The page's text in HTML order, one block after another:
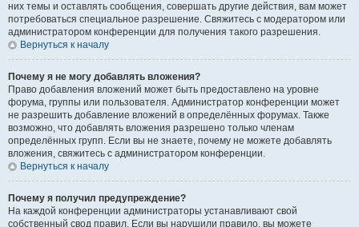
них темы и оставлять сообщения, совершать другие действия, вам может
потребоваться специальное разрешение. Свяжитесь с модератором или
администратором конференции для получения такого разрешения.
Вернуться к началу
Почему я не могу добавлять вложения?
Право добавления вложений может быть предоставлено на уровне
форума, группы или пользователя. Администратор конференции может
не разрешить добавление вложений в определённых форумах. Также
возможно, что добавлять вложения разрешено только членам
определённых групп. Если вы не знаете, почему не можете добавлять
вложения, свяжитесь с администратором конференции.
Вернуться к началу
Почему я получил предупреждение?
На каждой конференции администраторы устанавливают свой
собственный свод правил. Если вы нарушили правило, вы можете